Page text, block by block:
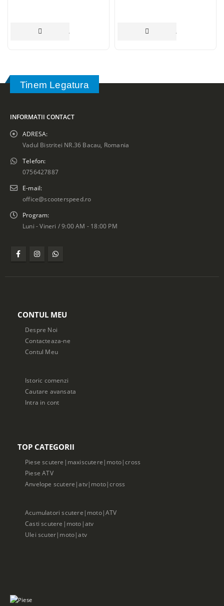
ADAUGĂ ÎN COȘ ADAUGĂ ÎN COȘ
Tinem Legatura
INFORMATII CONTACT
ADRESA:
Vadul Bistritei NR.36 Bacau, Romania
Telefon:
0756427887
E-mail:
office@scooterspeed.ro
Program:
Luni - Vineri / 9:00 AM - 18:00 PM
CONTUL MEU
Despre Noi
Contacteaza-ne
Contul Meu
Istoric comenzi
Cautare avansata
Intra in cont
TOP CATEGORII
Piese scutere|maxiscutere|moto|cross
Piese ATV
Anvelope scutere|atv|moto|cross
Acumulatori scutere|moto|ATV
Casti scutere|moto|atv
Ulei scuter|moto|atv